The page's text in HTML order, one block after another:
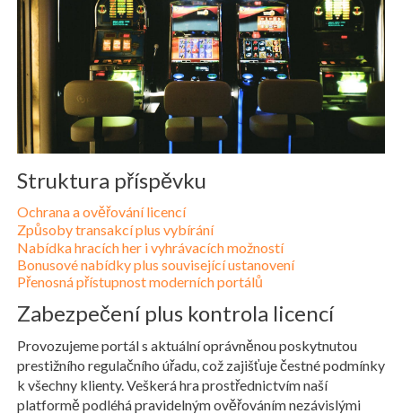
Struktura příspěvku
Ochrana a ověřování licencí
Způsoby transakcí plus vybírání
Nabídka hracích her i vyhrávacích možností
Bonusové nabídky plus související ustanovení
Přenosná přístupnost moderních portálů
Zabezpečení plus kontrola licencí
Provozujeme portál s aktuální oprávněnou poskytnutou
prestižního regulačního úřadu, což zajišťuje čestné podmínky
k všechny klienty. Veškerá hra prostřednictvím naší
platformě podléhá pravidelným ověřováním nezávislými